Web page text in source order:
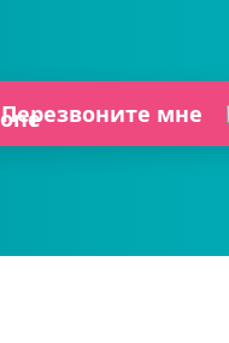
Перезвоните мне